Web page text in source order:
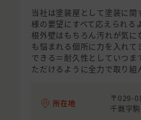
当社は塗装屋として塗装に
様の要望にすべて応えられる
根外壁はもちろん汚れが気に
も悩まれる個所に力を入れて
できる＝耐久性としていつま
ただけるように全力で取り組
所在地
〒029-
千厩字